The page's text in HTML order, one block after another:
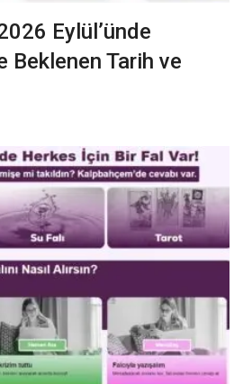
Eylül’ünde
Beklenen Tarih ve